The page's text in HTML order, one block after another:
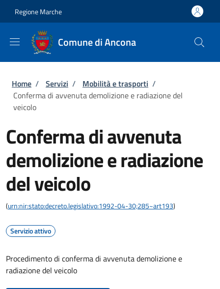
Regione Marche
Comune di Ancona
Briciole di pane
Home / Servizi / Mobilità e trasporti /
Conferma di avvenuta demolizione e radiazione del
veicolo
Conferma di avvenuta
demolizione e radiazione
del veicolo
(urn:nir:stato:decreto.legislativo:1992-04-30;285~art193)
Servizio attivo
Procedimento di conferma di avvenuta demolizione e
radiazione del veicolo